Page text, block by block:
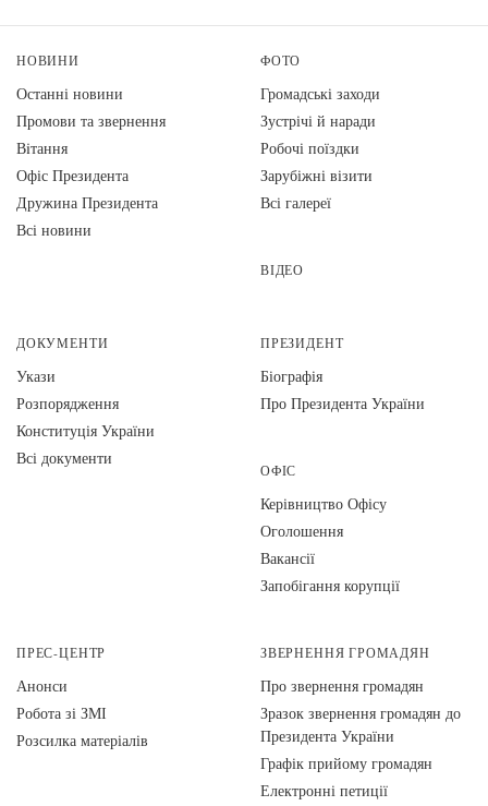
НОВИНИ
Останні новини
Промови та звернення
Вiтання
Офіс Президента
Дружина Президента
Всі новини
ФОТО
Громадські заходи
Зустрічі й наради
Робочі поїздки
Зарубіжні візити
Всі галереї
ВІДЕО
ДОКУМЕНТИ
Укази
Розпорядження
Конституція України
Всі документи
ПРЕЗИДЕНТ
Біографія
Про Президента України
ОФІС
Керівництво Офісу
Оголошення
Вакансії
Запобігання корупції
ПРЕС-ЦЕНТР
Анонси
Робота зі ЗМІ
Розсилка матеріалів
ЗВЕРНЕННЯ ГРОМАДЯН
Про звернення громадян
Зразок звернення громадян до
Президента України
Графік прийому громадян
Електронні петиції